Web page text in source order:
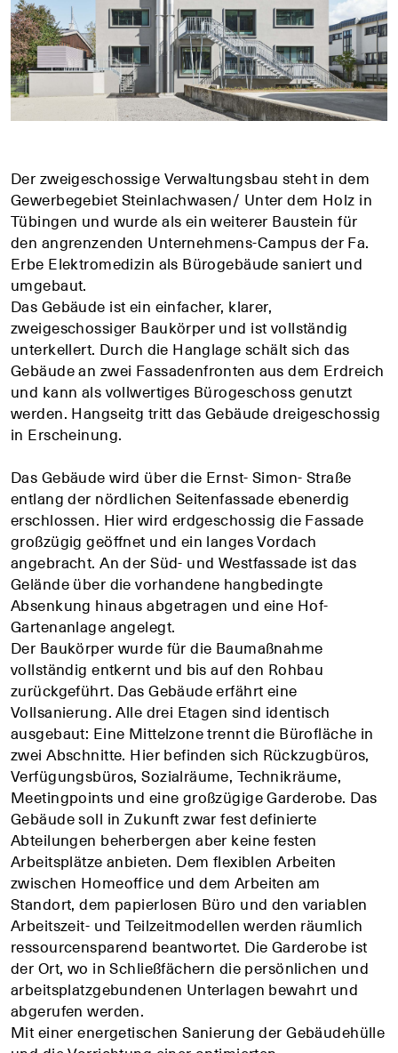
Der zweigeschossige Verwaltungsbau steht in dem
Gewerbegebiet Steinlachwasen/ Unter dem Holz in
Tübingen und wurde als ein weiterer Baustein für
den angrenzenden Unternehmens-Campus der Fa.
Erbe Elektromedizin als Bürogebäude saniert und
umgebaut.
Das Gebäude ist ein einfacher, klarer,
zweigeschossiger Baukörper und ist vollständig
unterkellert. Durch die Hanglage schält sich das
Gebäude an zwei Fassadenfronten aus dem Erdreich
und kann als vollwertiges Bürogeschoss genutzt
werden. Hangseitg tritt das Gebäude dreigeschossig
in Erscheinung.
Das Gebäude wird über die Ernst- Simon- Straße
entlang der nördlichen Seitenfassade ebenerdig
erschlossen. Hier wird erdgeschossig die Fassade
großzügig geöffnet und ein langes Vordach
angebracht. An der Süd- und Westfassade ist das
Gelände über die vorhandene hangbedingte
Absenkung hinaus abgetragen und eine Hof-
Gartenanlage angelegt.
Der Baukörper wurde für die Baumaßnahme
vollständig entkernt und bis auf den Rohbau
zurückgeführt. Das Gebäude erfährt eine
Vollsanierung. Alle drei Etagen sind identisch
ausgebaut: Eine Mittelzone trennt die Bürofläche in
zwei Abschnitte. Hier befinden sich Rückzugbüros,
Verfügungsbüros, Sozialräume, Technikräume,
Meetingpoints und eine großzügige Garderobe. Das
Gebäude soll in Zukunft zwar fest definierte
Abteilungen beherbergen aber keine festen
Arbeitsplätze anbieten. Dem flexiblen Arbeiten
zwischen Homeoffice und dem Arbeiten am
Standort, dem papierlosen Büro und den variablen
Arbeitszeit- und Teilzeitmodellen werden räumlich
ressourcensparend beantwortet. Die Garderobe ist
der Ort, wo in Schließfächern die persönlichen und
arbeitsplatzgebundenen Unterlagen bewahrt und
abgerufen werden.
Mit einer energetischen Sanierung der Gebäudehülle